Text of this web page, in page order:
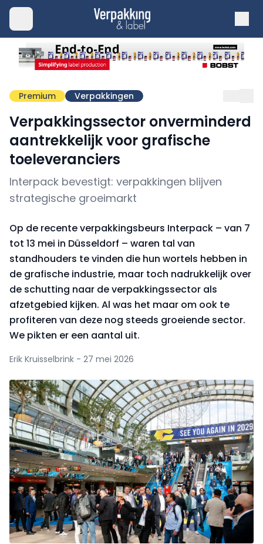
Premium Verpakkingen
Verpakkingssector onverminderd
aantrekkelijk voor grafische
toeleveranciers
Interpack bevestigt: verpakkingen blijven
strategische groeimarkt
Op de recente verpakkingsbeurs Interpack – van 7
tot 13 mei in Düsseldorf – waren tal van
standhouders te vinden die hun wortels hebben in
de grafische industrie, maar toch nadrukkelijk over
de schutting naar de verpakkingssector als
afzetgebied kijken. Al was het maar om ook te
profiteren van deze nog steeds groeiende sector.
We pikten er een aantal uit.
Erik Kruisselbrink - 27 mei 2026